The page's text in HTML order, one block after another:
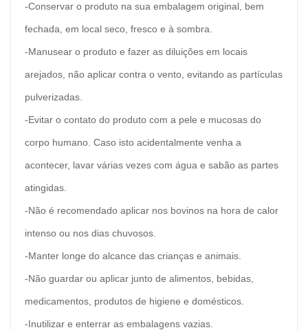
-Conservar o produto na sua embalagem original, bem
fechada, em local seco, fresco e à sombra.
-Manusear o produto e fazer as diluições em locais
arejados, não aplicar contra o vento, evitando as partículas
pulverizadas.
-Evitar o contato do produto com a pele e mucosas do
corpo humano. Caso isto acidentalmente venha a
acontecer, lavar várias vezes com água e sabão as partes
atingidas.
-Não é recomendado aplicar nos bovinos na hora de calor
intenso ou nos dias chuvosos.
-Manter longe do alcance das crianças e animais.
-Não guardar ou aplicar junto de alimentos, bebidas,
medicamentos, produtos de higiene e domésticos.
-Inutilizar e enterrar as embalagens vazias.